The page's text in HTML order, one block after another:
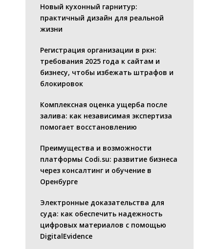
Новый кухонный гарнитур:
практичный дизайн для реальной
жизни
Регистрация организации в ркн:
требования 2025 года к сайтам и
бизнесу, чтобы избежать штрафов и
блокировок
Комплексная оценка ущерба после
залива: как независимая экспертиза
помогает восстановлению
Преимущества и возможности
платформы Codi.su: развитие бизнеса
через консалтинг и обучение в
Оренбурге
Электронные доказательства для
суда: как обеспечить надежность
цифровых материалов с помощью
DigitalEvidence